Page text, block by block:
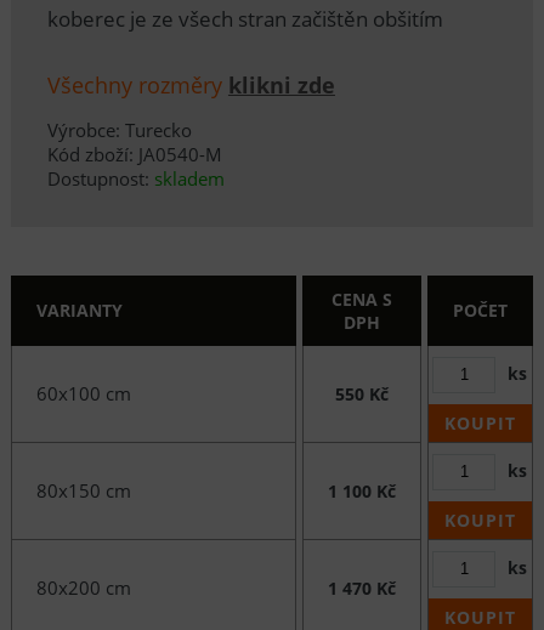
koberec je ze všech stran začištěn obšitím
Všechny rozměry klikni zde
Výrobce: Turecko
Kód zboží: JA0540-M
Dostupnost: skladem
VARIANTY
CENA S
DPH
POČET
60x100 cm 550 Kč
ks
KOUPIT
80x150 cm 1 100 Kč
ks
KOUPIT
80x200 cm 1 470 Kč
ks
KOUPIT